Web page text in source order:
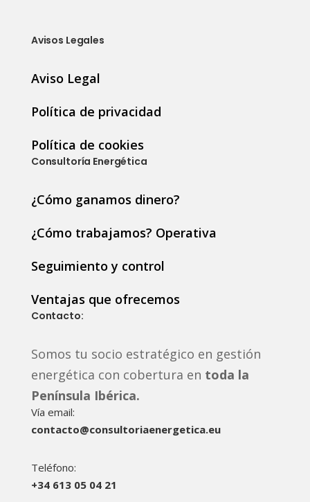
Avisos Legales
Aviso Legal
Política de privacidad
Política de cookies
Consultoría Energética
¿Cómo ganamos dinero?
¿Cómo trabajamos? Operativa
Seguimiento y control
Ventajas que ofrecemos
Contacto:
Somos tu socio estratégico en gestión
energética con cobertura en toda la
Península Ibérica.
Vía email:
contacto@consultoriaenergetica.eu
Teléfono:
+34 613 05 04 21